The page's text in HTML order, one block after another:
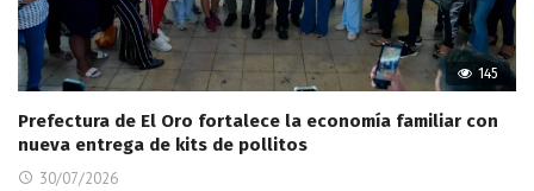
145
Prefectura de El Oro fortalece la economía familiar con
nueva entrega de kits de pollitos
30/07/2026